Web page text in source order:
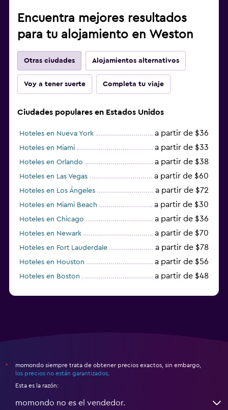
Encuentra mejores resultados
para tu alojamiento en Weston
Otras ciudades Alojamientos alternativos
Voy a tener suerte Completa tu viaje
Ciudades populares en Estados Unidos
Hoteles en Nueva York a partir de $36
Hoteles en Miami a partir de $33
Hoteles en Orlando a partir de $38
Hoteles en Las Vegas a partir de $60
Hoteles en Los Ángeles a partir de $72
Hoteles en Miami Beach a partir de $30
Hoteles en Chicago a partir de $36
Hoteles en Newark a partir de $70
Hoteles en Fort Lauderdale a partir de $78
Hoteles en Houston a partir de $56
Hoteles en Boston a partir de $48
*
momondo siempre trata de obtener precios exactos, sin embargo,
los precios no están garantizados
Esta es la razón:
momondo no es el vendedor.